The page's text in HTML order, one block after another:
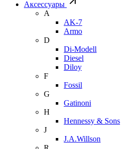
Аксессуары
A
AK-7
Armo
D
Di-Modell
Diesel
Diloy
F
Fossil
G
Gatinoni
H
Hennessy & Sons
J
J.A.Willson